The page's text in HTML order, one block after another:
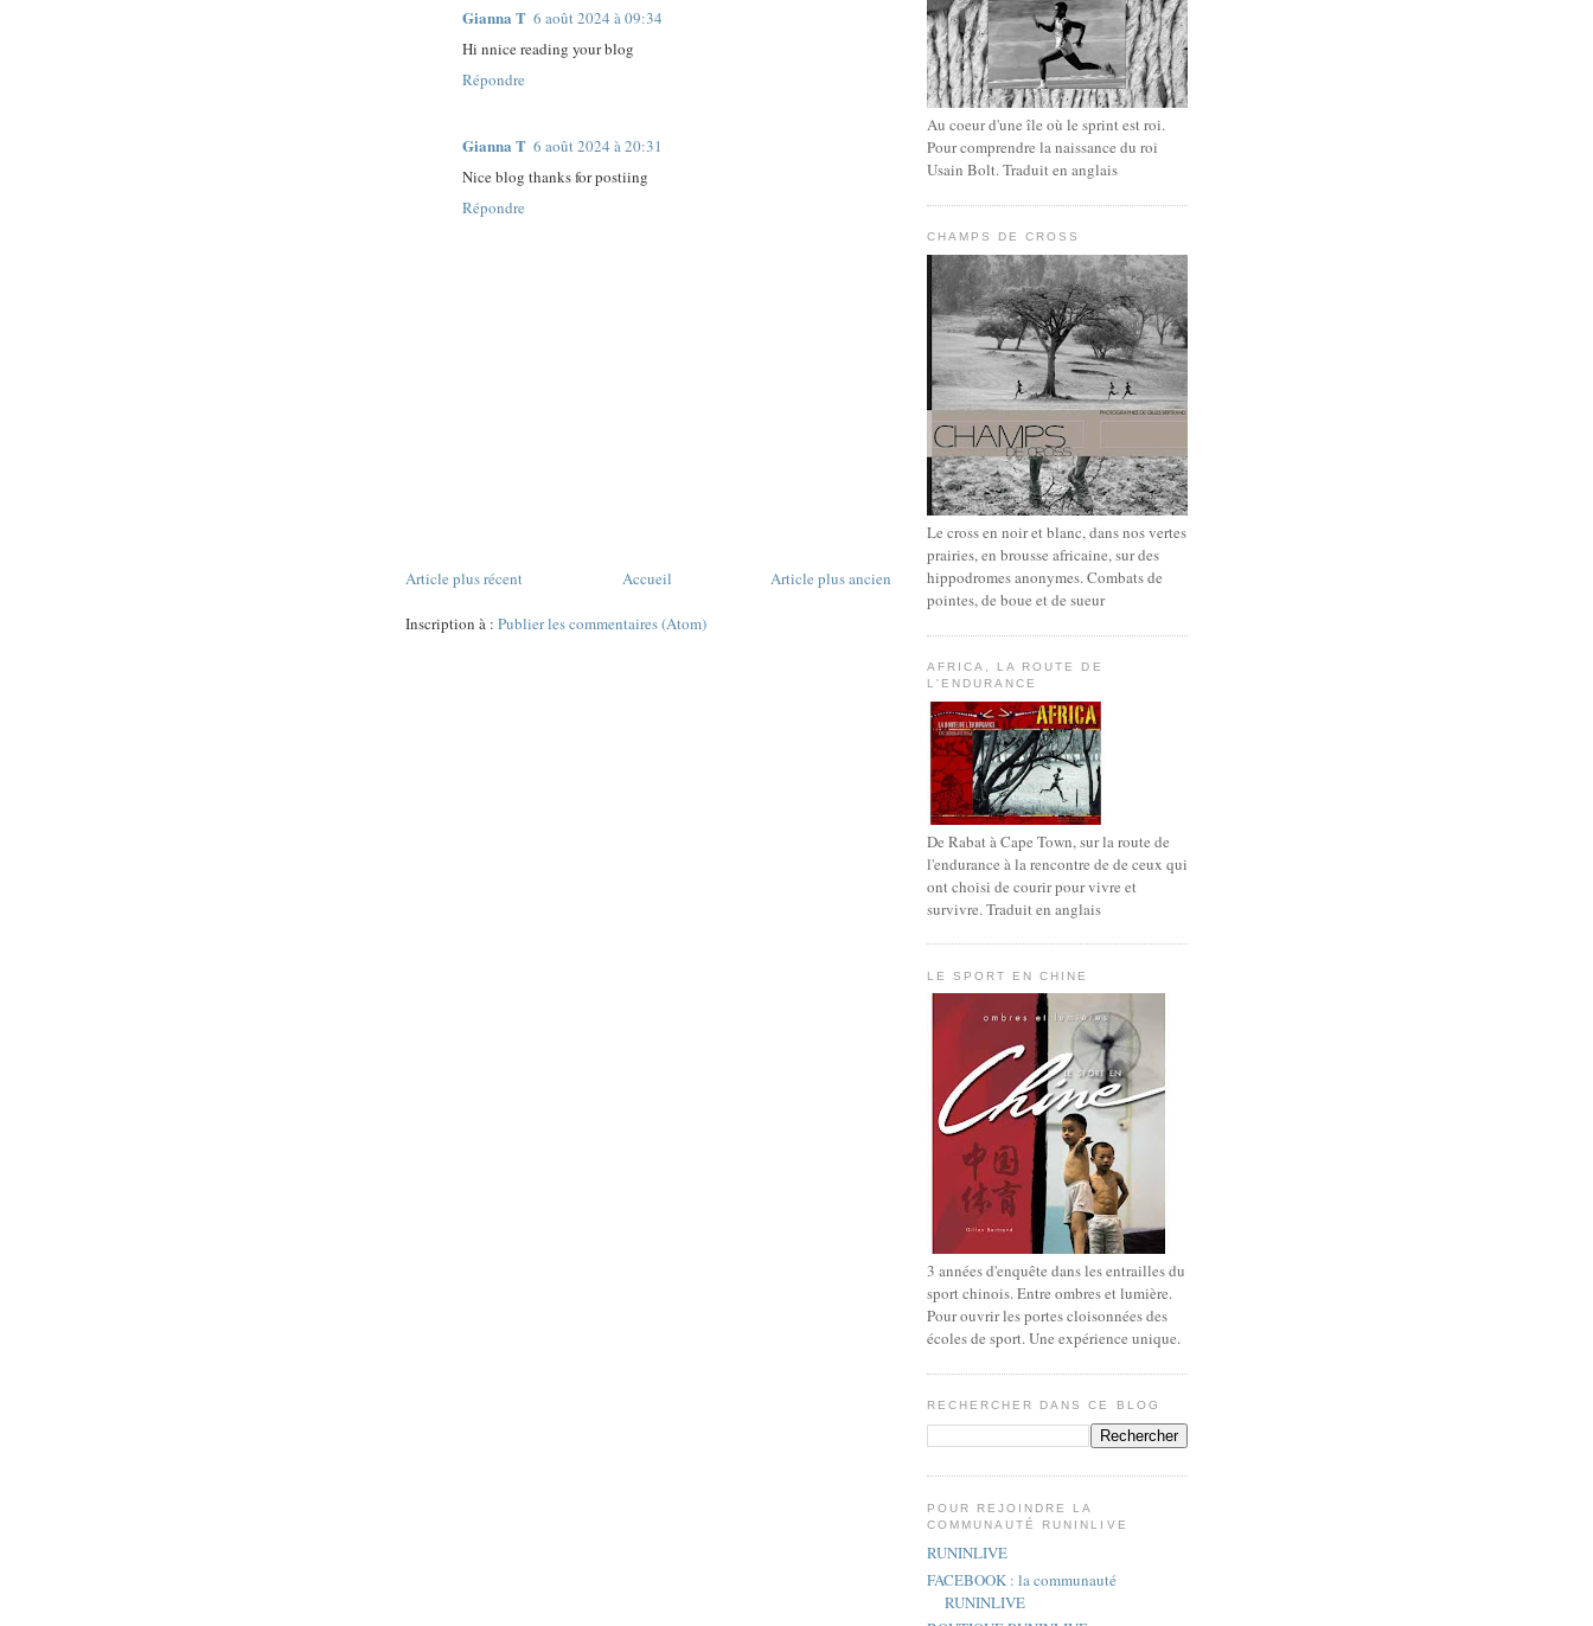
Gianna T 6 août 2024 à 09:34
Hi nnice reading your blog
Répondre
Gianna T 6 août 2024 à 20:31
Nice blog thanks for postiing
Répondre
Article plus récent Article plus ancien
Accueil
Inscription à : Publier les commentaires (Atom)
Au coeur d'une île où le sprint est roi.
Pour comprendre la naissance du roi
Usain Bolt. Traduit en anglais
CHAMPS DE CROSS
Le cross en noir et blanc, dans nos vertes
prairies, en brousse africaine, sur des
hippodromes anonymes. Combats de
pointes, de boue et de sueur
AFRICA, LA ROUTE DE
L'ENDURANCE
De Rabat à Cape Town, sur la route de
l'endurance à la rencontre de de ceux qui
ont choisi de courir pour vivre et
survivre. Traduit en anglais
LE SPORT EN CHINE
3 années d'enquête dans les entrailles du
sport chinois. Entre ombres et lumière.
Pour ouvrir les portes cloisonnées des
écoles de sport. Une expérience unique.
RECHERCHER DANS CE BLOG
POUR REJOINDRE LA
COMMUNAUTÉ RUNINLIVE
RUNINLIVE
FACEBOOK : la communauté
RUNINLIVE